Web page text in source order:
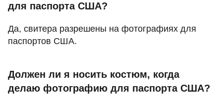
для паспорта США?
Да, свитера разрешены на фотографиях для
паспортов США.
Должен ли я носить костюм, когда
делаю фотографию для паспорта США?